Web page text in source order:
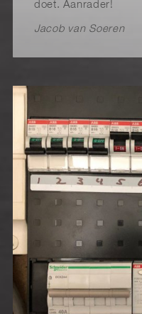
doet. Aanrader!
Jacob van Soeren